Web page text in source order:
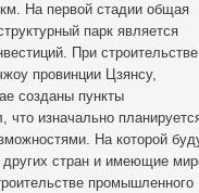
На первой стадии общая
парк является
При строительстве
провинции Цзянсу,
созданы пункты
что изначально
На которой
других стран и имеющие
промышленного